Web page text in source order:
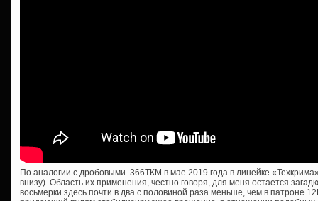
По аналогии с дробовыми .366ТКМ в мае 2019 года в линейке
внизу). Область их применения, честно говоря, для меня остается
восьмерки здесь почти в два с половиной раза меньше, чем в патроне